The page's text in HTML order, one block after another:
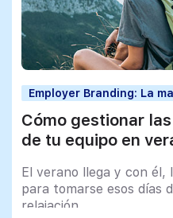
Employer Branding: La
Cómo gestionar
de tu equipo en
El verano llega y con él,
para tomarse esos días
relajación